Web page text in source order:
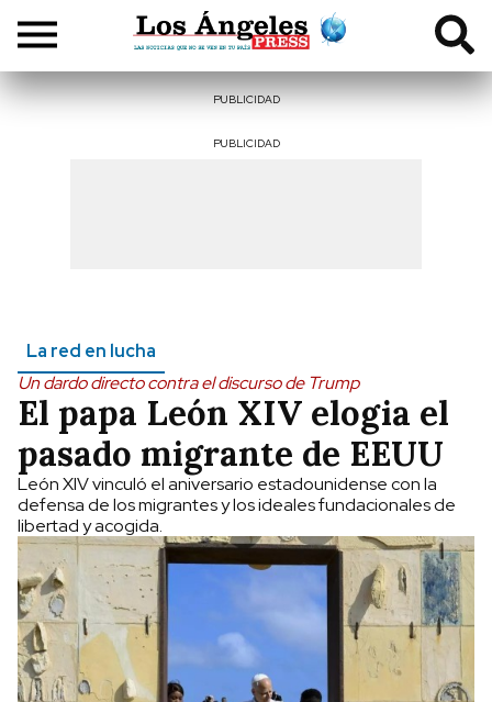
PUBLICIDAD
PUBLICIDAD
La red en lucha
Un dardo directo contra el discurso de Trump
El papa León XIV elogia el
pasado migrante de EEUU
León XIV vinculó el aniversario estadounidense con la
defensa de los migrantes y los ideales fundacionales de
libertad y acogida.